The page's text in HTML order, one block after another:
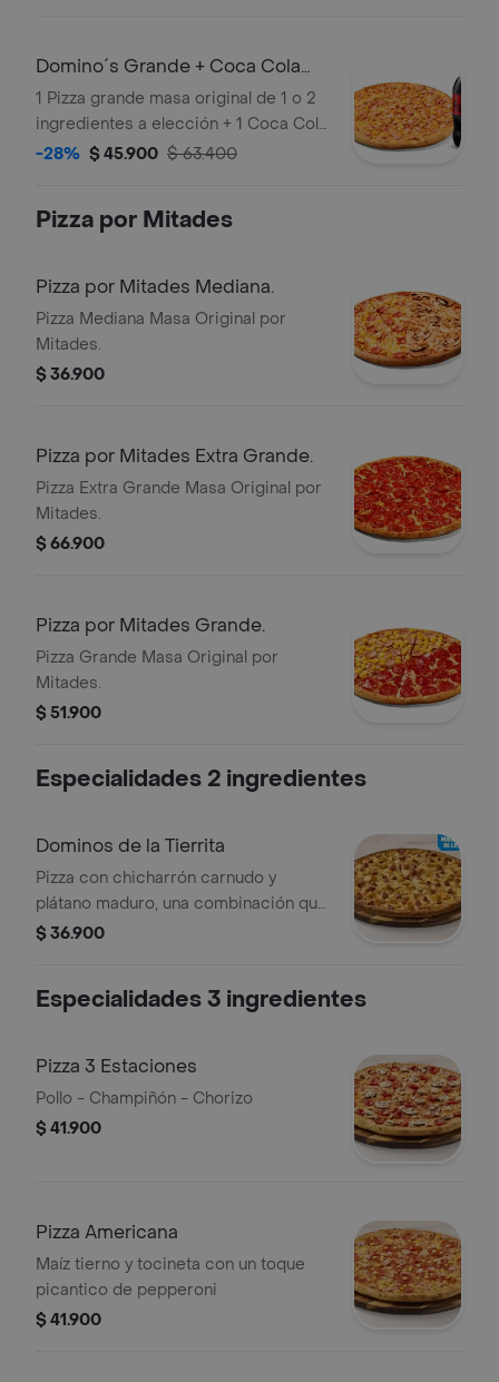
Domino´s Grande + Coca Cola
Zero 1.5lts.
1 Pizza grande masa original de 1 o 2
ingredientes a elección + 1 Coca Cola
Zero 1.5lts.
-28% $ 45.900 $ 63.400
Pizza por Mitades
Pizza por Mitades Mediana.
Pizza Mediana Masa Original por
Mitades.
$ 36.900
Pizza por Mitades Extra Grande.
Pizza Extra Grande Masa Original por
Mitades.
$ 66.900
Pizza por Mitades Grande.
Pizza Grande Masa Original por
Mitades.
$ 51.900
Especialidades 2 ingredientes
Dominos de la Tierrita
Pizza con chicharrón carnudo y
plátano maduro, una combinación que
celebra los sabores de Colombia en
$ 36.900
Especialidades 3 ingredientes
Pizza 3 Estaciones
Pollo - Champiñón - Chorizo
$ 41.900
Pizza Americana
Maíz tierno y tocineta con un toque
picantico de pepperoni
$ 41.900